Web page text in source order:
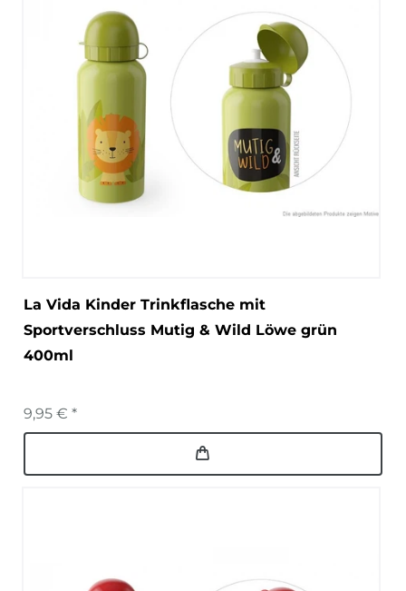
La Vida Kinder Trinkflasche mit
Sportverschluss Mutig & Wild Löwe grün
400ml
9,95 € *